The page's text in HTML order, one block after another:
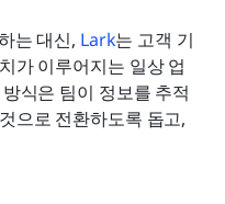
는 대신, Lark는 고객 기
가 이루어지는 일상 업
식은 팀이 정보를 추적
으로 전환하도록 돕고,